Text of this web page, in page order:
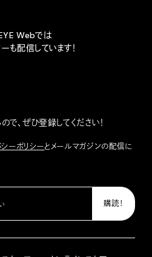
Webでは
も配信しています！
で、ぜひ登録してください！
ーポリシーとメールマガジンの配信に